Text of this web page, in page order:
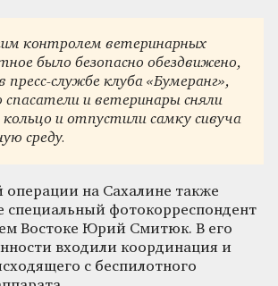
контролем ветеринарных
было безопасно обездвижено,
службе клуба «Бумеранг»,
и ветеринары сняли
и отпустили самку сивуча
среду.
операции на Сахалине также
специальный фотокорреспондент
Востоке Юрий Смитюк. В его
входили координация и
с беспилотного